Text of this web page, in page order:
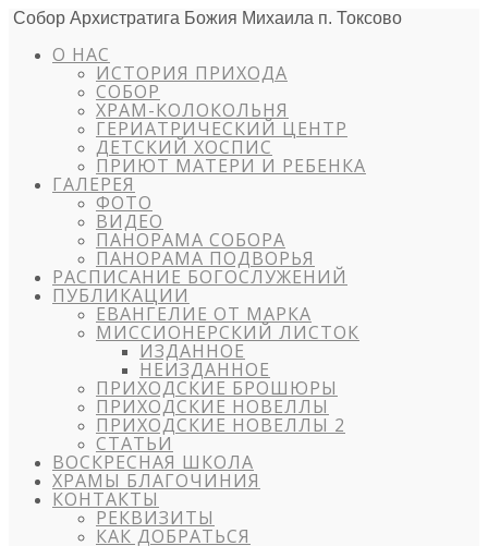
Собор Архистратига Божия Михаила п. Токсово
О НАС
ИСТОРИЯ ПРИХОДА
СОБОР
ХРАМ-КОЛОКОЛЬНЯ
ГЕРИАТРИЧЕСКИЙ ЦЕНТР
ДЕТСКИЙ ХОСПИС
ПРИЮТ МАТЕРИ И РЕБЕНКА
ГАЛЕРЕЯ
ФОТО
ВИДЕО
ПАНОРАМА СОБОРА
ПАНОРАМА ПОДВОРЬЯ
РАСПИСАНИЕ БОГОСЛУЖЕНИЙ
ПУБЛИКАЦИИ
ЕВАНГЕЛИЕ ОТ МАРКА
МИССИОНЕРСКИЙ ЛИСТОК
ИЗДАННОЕ
НЕИЗДАННОЕ
ПРИХОДСКИЕ БРОШЮРЫ
ПРИХОДСКИЕ НОВЕЛЛЫ
ПРИХОДСКИЕ НОВЕЛЛЫ 2
СТАТЬИ
ВОСКРЕСНАЯ ШКОЛА
ХРАМЫ БЛАГОЧИНИЯ
КОНТАКТЫ
РЕКВИЗИТЫ
КАК ДОБРАТЬСЯ